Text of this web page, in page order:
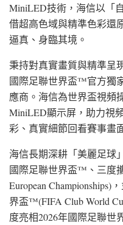
MiniLED技術，海信以「
借超高色域與精準色彩還
逼真、身臨其境。
秉持對真實畫質與精準呈
國際足聯世界盃™官方獨
應商。海信為世界盃視頻
MiniLED顯示屏，助力視
彩、真實細節回看賽事畫
海信長期深耕「美麗足球
國際足聯世界盃™、三度
European Championships)
界盃™(FIFA Club World
度亮相2026年國際足聯